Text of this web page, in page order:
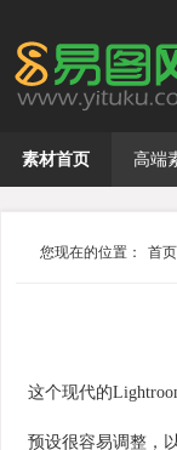
素材首页 高端
您现在的位置： 首页
这个现代的
预设很容易调整，